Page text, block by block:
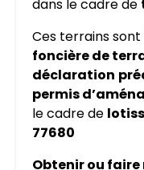
dans le cadre de
Ces terrains sont
foncière de
déclaration
permis
le cadre de
77680
Obtenir ou faire